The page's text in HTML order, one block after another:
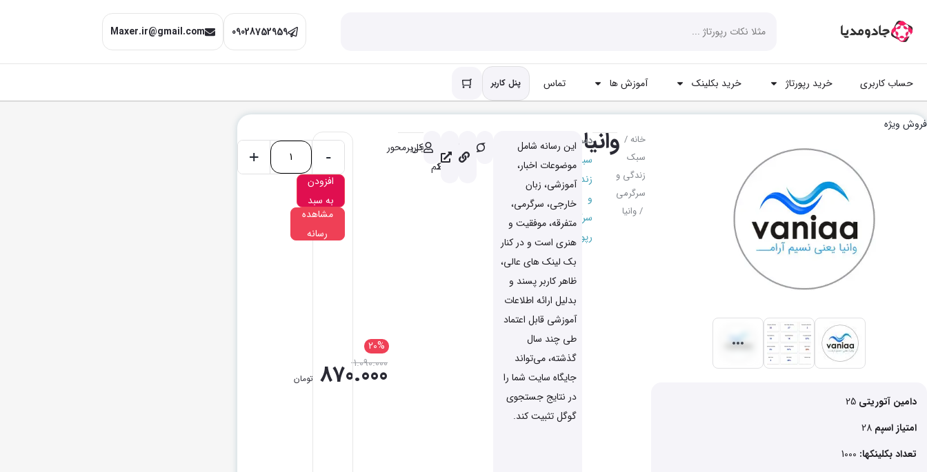
09028752959
Maxer.ir@gmail.com
حساب کاربری خرید رپورتاژ خرید بکلینک آموزش ها تماس پنل کاربر
فروش ویژه
دامین آتوریتی 25
امتیاز اسپم
تعداد بکلینکها:
وانیا خانه/
سبک
زندگی و
سرگرمی
/ وانیا
دسته
سبک
زندگی
و
سرگرمی
رپورتاژ
این رسانه شامل
موضوعات اخبار،
آموزشی، زبان
خارجی، سرگرمی،
متفرقه، موفقیت و
هنری است ودر کنار
بک لینک های عالی،
ظاهر کاربر پسند و
بدلیل ارائه اطلاعات
آموزشی قابل اعتماد
طی چند سال
گذشته، می‌تواند
جایگاه سایت شما را
در نتایج جستجوی
گوگل تثبیت کند.
مرتبط
خروجی
کم
کاربرمحور
20%
1.090.000
870.000 تومان
-
+
افزودن
به سبد
مشاهده
رسانه